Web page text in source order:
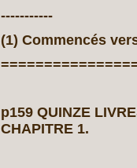
-----------
(1) Commencés
p159 QUINZE
CHAPITRE 1.